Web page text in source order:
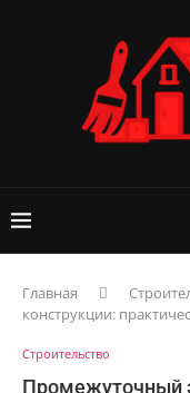
Главная
конструкции:
Строительство
Промежуточный